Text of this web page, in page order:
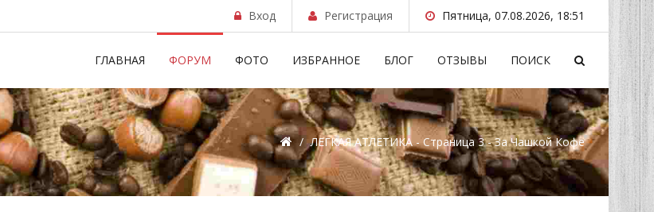
Вход Регистрация Пятница, 07.08.2026, 18:51
ГЛАВНАЯ ФОРУМ ФОТО ИЗБРАННОЕ БЛОГ ОТЗЫВЫ ПОИСК
/ ЛЕГКАЯ АТЛЕТИКА - Страница 3 - За Чашкой Кофе